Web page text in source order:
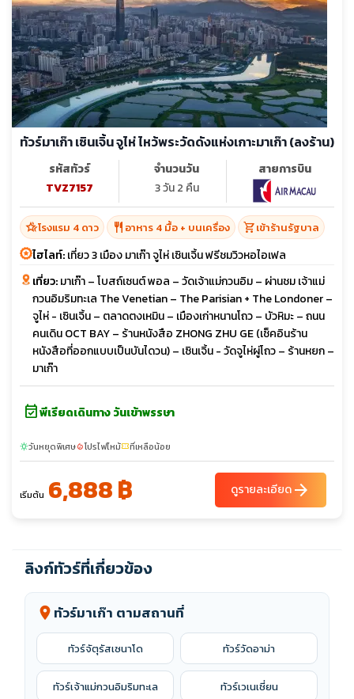
ทัวร์มาเก๊า เซินเจิ้น จูไห่ ไหว้พระวัดดังแห่งเกาะมาเก๊า (ลงร้าน)
รหัสทัวร์
TVZ7157
จำนวนวัน
3 วัน 2 คืน
สายการบิน
hotel_classโรงแรม 4 ดาว restaurant อาหาร 4 มื้อ + บนเครื่อง shopping_cartเข้าร้านรัฐบาล
ไฮไลท์:เที่ยว 3 เมือง มาเก๊า จูไห่ เซินเจิ้น ฟรีชมวิวหอไอเฟล
เที่ยว:มาเก๊า – โบสถ์เซนต์ พอล – วัดเจ้าแม่กวนอิม – ผ่านชม เจ้าแม่
กวนอิมริมทะเล The Venetian – The Parisian + The Londoner –
จูไห่ - เซินเจิ้น – ตลาดตงเหมิน – เมืองเก่าหนานโถว – บัวหิมะ – ถนน
คนเดิน OCT BAY – ร้านหนังสือ ZHONG ZHU GE (เช็คอินร้าน
หนังสือที่ออกแบบเป็นบันไดวน) – เซินเจิ้น - วัดจูไห่ผู่โถว – ร้านหยก –
มาเก๊า
event_availableพีเรียดเดินทาง วันเข้าพรรษา
sunnyวันหยุดพิเศษlocal_fire_departmentโปรไฟไหม้confirmation_numberที่เหลือน้อย
เริ่มต้น 6,888 ฿ ดูรายละเอียดarrow_forward
ลิงก์ทัวร์ที่เกี่ยวข้อง
location_on ทัวร์มาเก๊า ตามสถานที่
ทัวร์จัตุรัสเซนาโด ทัวร์วัดอาม่า
ทัวร์เจ้าแม่กวนอิมริมทะเล ทัวร์เวเนเชี่ยน